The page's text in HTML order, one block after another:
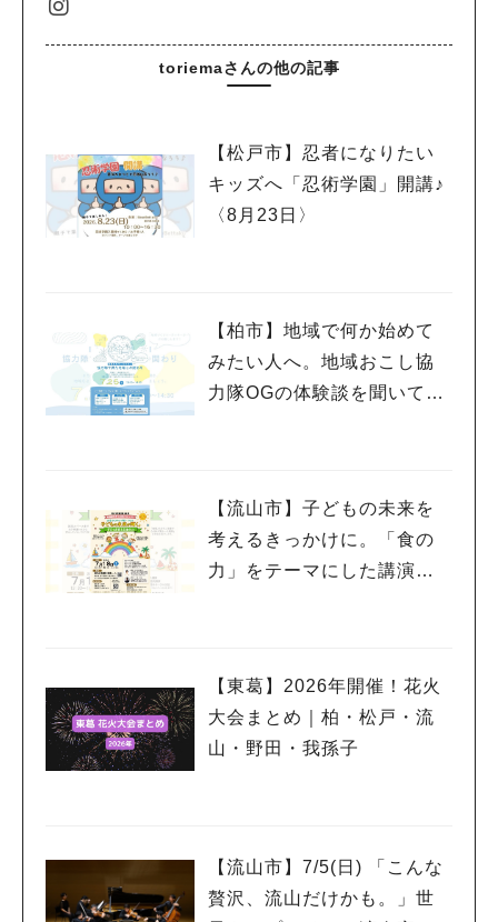
toriemaさんの他の記事
【松戸市】忍者になりたい
キッズへ「忍術学園」開講♪
〈8月23日〉
【柏市】地域で何か始めて
みたい人へ。地域おこし協
力隊OGの体験談を聞いてみ
【流山市】子どもの未来を
考えるきっかけに。「食の
力」をテーマにした講演会
【東葛】2026年開催！花火
大会まとめ｜柏・松戸・流
山・野田・我孫子
【流山市】7/5(日) 「こんな
贅沢、流山だけかも。」世
#ラーメン
#教えたい/こんなの見つけた